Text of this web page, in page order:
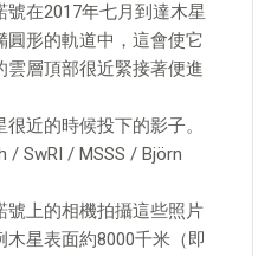
在2017年七月到達木星
圓形的軌道中，這會使它
雲層頂部很近緊接著便進
近的時候投下的影子。
/ SwRI / MSSS / Björn
號上的相機拍攝這些照片
星表面約8000千米（即